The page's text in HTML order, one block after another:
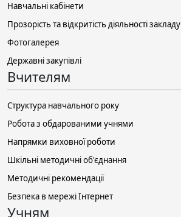
Навчальні кабінети
Прозорість та відкритість діяльності закладу
Фотогалерея
Державні закупівлі
Вчителям
Структура навчального року
Робота з обдарованими учнями
Напрямки виховної роботи
Шкільні методичні об'єднання
Методичні рекомендації
Безпека в мережі Інтернет
Учням